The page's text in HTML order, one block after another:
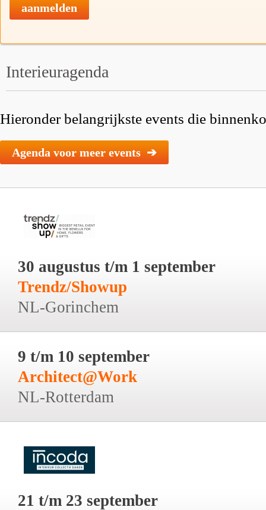
aanmelden
Interieuragenda
Hieronder belangrijkste events die
Agenda voor meer events ➔
30 augustus t/m 1 september
Trendz/Showup
NL-Gorinchem
9 t/m 10 september
Architect@Work
NL-Rotterdam
21 t/m 23 september